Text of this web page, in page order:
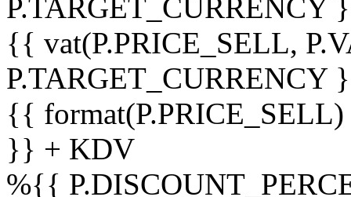
P.TARGET_CURRENCY
{{ vat(P.PRICE_SELL,
P.TARGET_CURRENCY
{{
}} + KDV
%{{